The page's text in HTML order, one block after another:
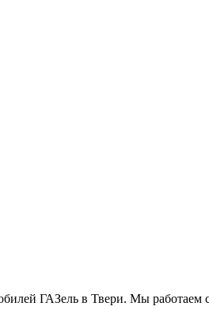
ГАЗель в Твери. Мы работаем